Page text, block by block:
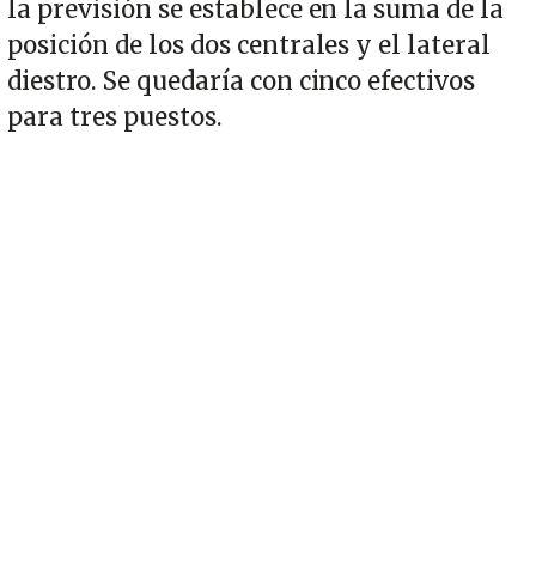
la previsión se establece en la suma de la
posición de los dos centrales y el lateral
diestro. Se quedaría con cinco efectivos
para tres puestos.